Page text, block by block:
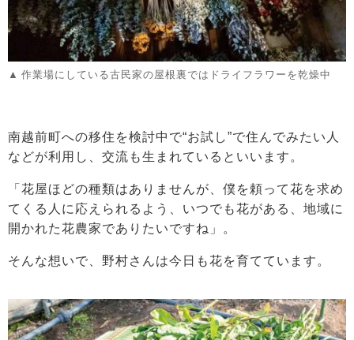
作業場にしている古民家の屋根裏ではドライフラワーを乾燥中
南越前町への移住を検討中で“お試し”で住んでみたい人
などが利用し、交流も生まれているといいます。
「花屋ほどの種類はありませんが、僕を頼って花を求め
てくる人に応えられるよう、いつでも花がある、地域に
開かれた花農家でありたいですね」。
そんな想いで、野村さんは今日も花を育てています。